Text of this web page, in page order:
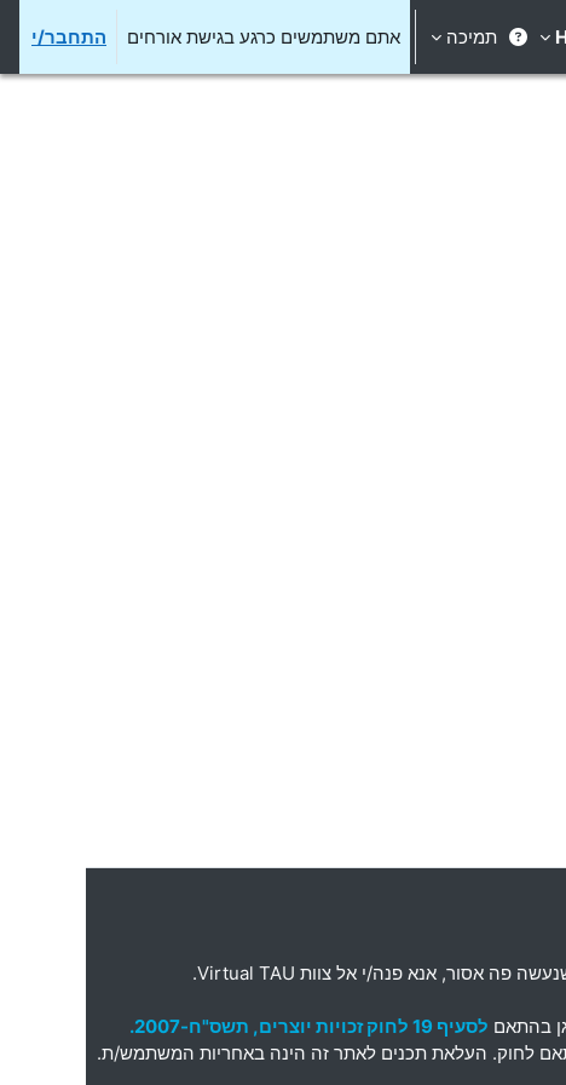
תמיכה אתם משתמשים כרגע בגישת אורחים התחבר/י
פה אסור, אנא פנה/י אל צוות Virtual TAU.
בהתאם לסעיף 19 לחוק זכויות יוצרים, תשס"ח-2007.
לחוק. העלאת תכנים לאתר זה הינה באחריות המשתמש/ת.